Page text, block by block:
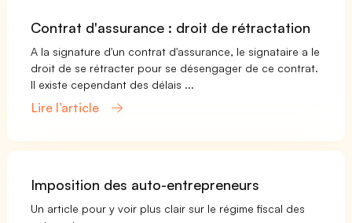
Contrat d'assurance : droit de rétractation
A la signature d'un contrat d'assurance, le signataire a le
droit de se rétracter pour se désengager de ce contrat.
Il existe cependant des délais ...
Lire l’article
Imposition des auto-entrepreneurs
Un article pour y voir plus clair sur le régime fiscal des